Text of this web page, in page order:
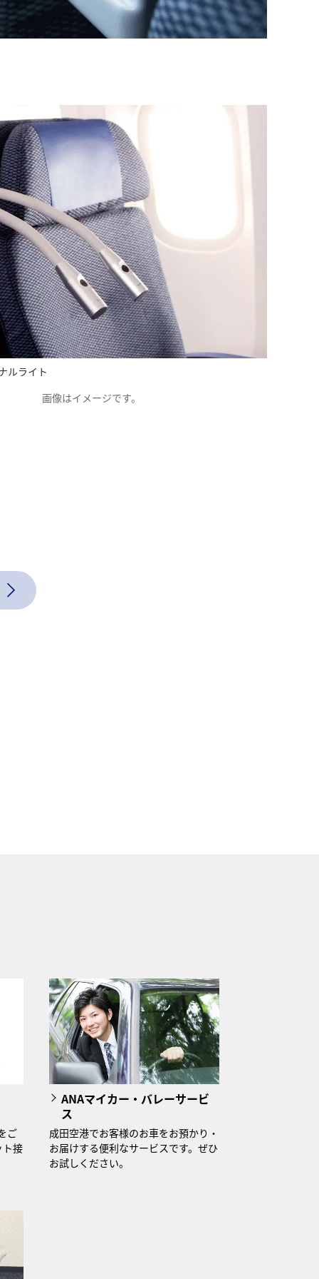
ルライト
画像はイメージです。
ご
接
ANAマイカー・バレーサービ
ス
成田空港でお客様のお車をお預かり・
お届けする便利なサービスです。ぜひ
お試しください。